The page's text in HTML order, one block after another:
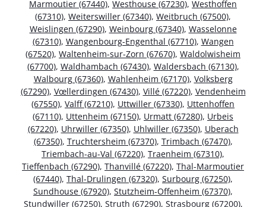
Marmoutier (67440), Westhouse (67230), Westhoffen
(67310), Weiterswiller (67340), Weitbruch (67500),
Weislingen (67290), Weinbourg (67340), Wasselonne
(67310), Wangenbourg-Engenthal (67710), Wangen
(67520), Waltenheim-sur-Zorn (67670), Waldolwisheim
(67700), Waldhambach (67430), Waldersbach (67130),
Walbourg (67360), Wahlenheim (67170), Volksberg
(67290), Vœllerdingen (67430), Villé (67220), Vendenheim
(67550), Valff (67210), Uttwiller (67330), Uttenhoffen
(67110), Uttenheim (67150), Urmatt (67280), Urbeis
(67220), Uhrwiller (67350), Uhlwiller (67350), Uberach
(67350), Truchtersheim (67370), Trimbach (67470),
Triembach-au-Val (67220), Traenheim (67310),
Tieffenbach (67290), Thanvillé (67220), Thal-Marmoutier
(67440), Thal-Drulingen (67320), Surbourg (67250),
Sundhouse (67920), Stutzheim-Offenheim (67370),
Stundwiller (67250), Struth (67290), Strasbourg (67200),